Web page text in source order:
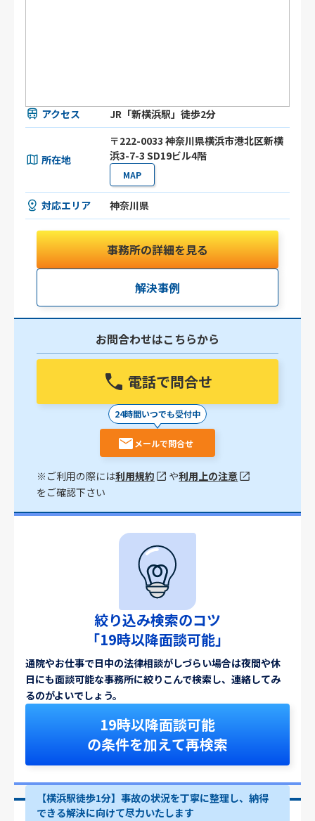
アクセス JR「新横浜駅」徒歩2分
所在地
〒222-0033 神奈川県横浜市港北区新横
浜3-7-3 SD19ビル4階
MAP
対応エリア 神奈川県
事務所の詳細を見る
解決事例
お問合わせはこちらから
電話で問合せ
24時間いつでも受付中
メールで問合せ
※ご利用の際には利用規約 や利用上の注意
をご確認下さい
絞り込み検索のコツ
「19時以降面談可能」
通院やお仕事で日中の法律相談がしづらい場合は夜間や休
日にも面談可能な事務所に絞りこんで検索し、連絡してみ
るのがよいでしょう。
19時以降面談可能
の条件を加えて再検索
【横浜駅徒歩1分】事故の状況を丁寧に整理し、納得
できる解決に向けて尽力いたします